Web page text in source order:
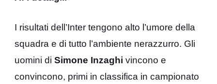
I risultati dell’Inter tengono alto l’umore della
squadra e di tutto l’ambiente nerazzurro. Gli
uomini di Simone Inzaghi vincono e
convincono, primi in classifica in campionato